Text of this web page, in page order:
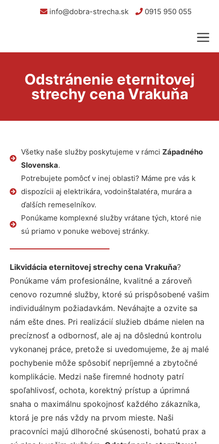
info@dobra-strecha.sk 0915 950 055
Odstránenie eternitovej
strechy cena Vrakuňa
Všetky naše služby poskytujeme v rámci Západného
Slovenska.
Potrebujete pomôcť v inej oblasti? Máme pre vás k
dispozícii aj elektrikára, vodoinštalatéra, murára a
ďalších remeselníkov.
Ponúkame komplexné služby vrátane tých, ktoré nie
sú priamo v ponuke webovej stránky.
Likvidácia eternitovej strechy cena Vrakuňa?
Ponúkame vám profesionálne, kvalitné a zároveň
cenovo rozumné služby, ktoré sú prispôsobené vašim
individuálnym požiadavkám. Neváhajte a ozvite sa
nám ešte dnes. Pri realizácií služieb dbáme nielen na
precíznosť a odbornosť, ale aj na dôslednú kontrolu
vykonanej práce, pretože si uvedomujeme, že aj malé
pochybenie môže spôsobiť nepríjemné a zbytočné
komplikácie. Medzi naše firemné hodnoty patrí
spoľahlivosť, ochota, korektný prístup a úprimná
snaha o maximálnu spokojnosť každého zákazníka,
ktorá je pre nás vždy na prvom mieste. Naši
pracovníci majú dlhoročné skúsenosti, bohatú prax a